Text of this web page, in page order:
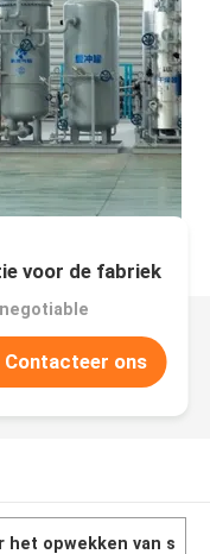
voor de fabriek
Contacteer ons
het opwekken van s